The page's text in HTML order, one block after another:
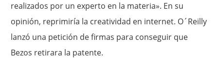
realizados por un experto en la materia». En su
opinión, reprimiría la creatividad en internet. O´Reilly
lanzó una petición de firmas para conseguir que
Bezos retirara la patente.